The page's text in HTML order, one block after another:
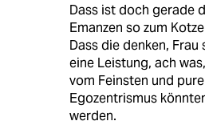
Dass ist doch gerade
Emanzen so zum
Dass die denken,
eine Leistung, ach
vom Feinsten und
Egozentrismus
werden.